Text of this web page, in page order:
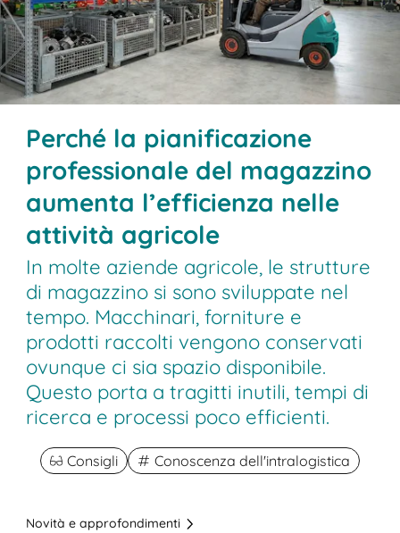
Perché la pianificazione
professionale del magazzino
aumenta l’efficienza nelle
attività agricole
In molte aziende agricole, le strutture
di magazzino si sono sviluppate nel
tempo. Macchinari, forniture e
prodotti raccolti vengono conservati
ovunque ci sia spazio disponibile.
Questo porta a tragitti inutili, tempi di
ricerca e processi poco efficienti.
Consigli Conoscenza dell'intralogistica
Novità e approfondimenti